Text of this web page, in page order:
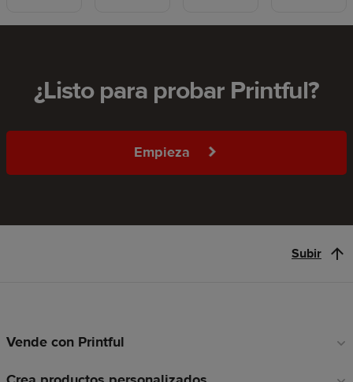
¿Listo para probar Printful?
Empieza
Subir
Enlaces
Vende con Printful